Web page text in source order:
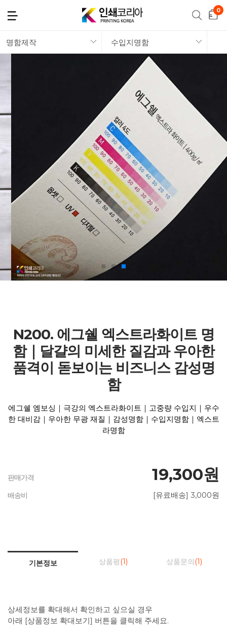
명함제작 수입지명함
N200. 에그쉘 엑스트라화이트 명
함｜달걀의 미세한 질감과 우아한
품격이 돋보이는 비즈니스 감성명
함
에그쉘 엠보싱｜극강의 엑스트라화이트｜고중량 수입지｜우수
한 대비감｜우아한 무광 재질｜감성명함｜수입지명함｜엑스트
라명함
판매가격 19,300원
배송비 [유료배송] 3,000원
기본정보 상품평 (1) 상품문의 (1)
상세정보를 확대해서 확인하고 싶으실 경우
아래 [상품정보 확대보기] 버튼을 클릭해 주세요.